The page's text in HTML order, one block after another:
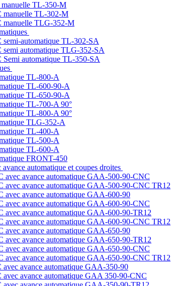
manuelle TL-350-M
manuelle TL-302-M
manuelle TLG-352-M
semi-automatique TL-302-SA
semi automatique TLG-352-SA
Semi automatique TL-350-SA
TL-800-A
TL-600-90-A
TL-650-90-A
TL-700-A 90°
TL-800-A 90°
TLG-352-A
TL-400-A
TL-500-A
TL-600-A
FRONT-450
automatique et coupes droites
avec avance automatique GAA-500-90-CNC
avec avance automatique GAA-500-90-CNC TR12
avec avance automatique GAA-600-90
avec avance automatique GAA-600-90-CNC
avec avance automatique GAA-600-90-TR12
avec avance automatique GAA-600-90-CNC TR12
avec avance automatique GAA-650-90
avec avance automatique GAA-650-90-TR12
avec avance automatique GAA-650-90-CNC
avec avance automatique GAA-650-90-CNC TR12
avance automatique GAA-350-90
avance automatique GAA 350-90-CNC